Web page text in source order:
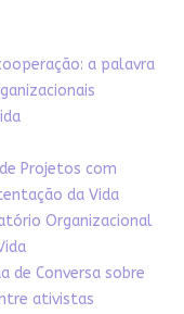
a palavra
Projetos com
da Vida
Organizacional
de Conversa sobre
ativistas